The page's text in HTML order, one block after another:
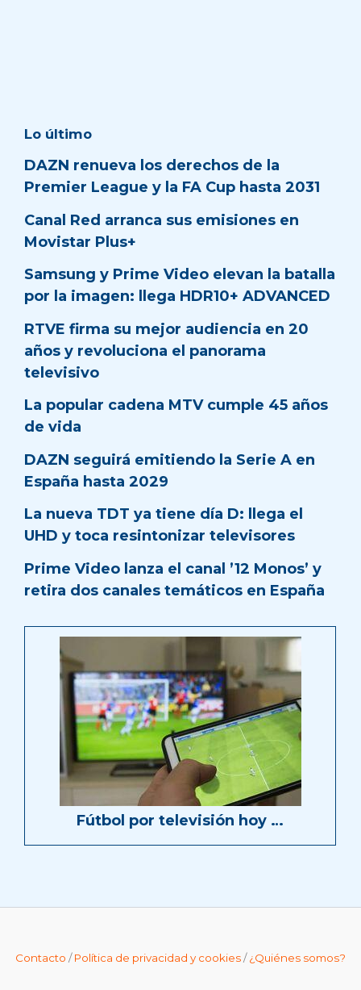
Lo último
DAZN renueva los derechos de la
Premier League y la FA Cup hasta 2031
Canal Red arranca sus emisiones en
Movistar Plus+
Samsung y Prime Video elevan la batalla
por la imagen: llega HDR10+ ADVANCED
RTVE firma su mejor audiencia en 20
años y revoluciona el panorama
televisivo
La popular cadena MTV cumple 45 años
de vida
DAZN seguirá emitiendo la Serie A en
España hasta 2029
La nueva TDT ya tiene día D: llega el
UHD y toca resintonizar televisores
Prime Video lanza el canal ’12 Monos’ y
retira dos canales temáticos en España
Fútbol por televisión hoy …
Contacto /Política de privacidad y cookies/¿Quiénes somos?